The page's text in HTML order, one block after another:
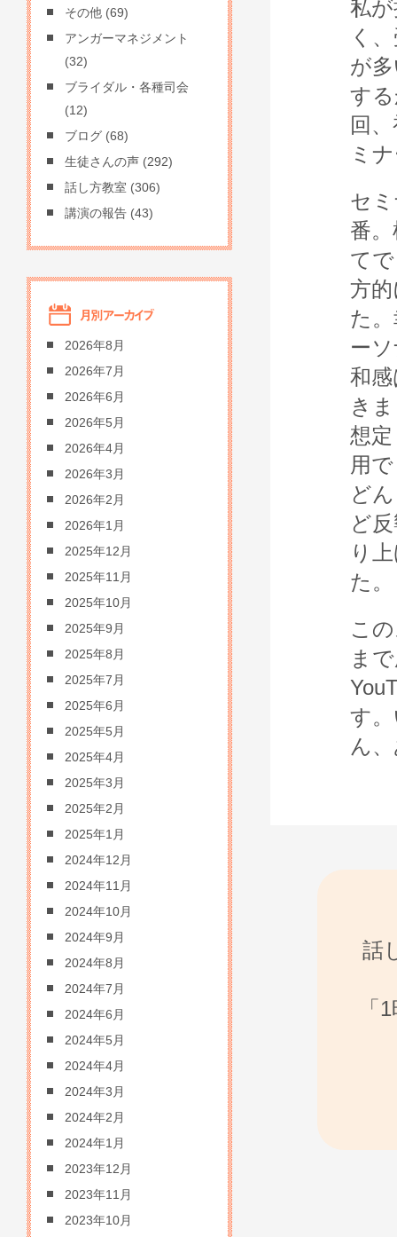
私
く
が
す
回
ミ
セ
番
て
方
た
ー
和
き
想
用
ど
ど
り
た。
こ
ま
す
ん
話
「
その他 (69)
アンガーマネジメント
(32)
ブライダル・各種司会
(12)
ブログ (68)
生徒さんの声 (292)
話し方教室 (306)
講演の報告 (43)
2026年8月
2026年7月
2026年6月
2026年5月
2026年4月
2026年3月
2026年2月
2026年1月
2025年12月
2025年11月
2025年10月
2025年9月
2025年8月
2025年7月
2025年6月
2025年5月
2025年4月
2025年3月
2025年2月
2025年1月
2024年12月
2024年11月
2024年10月
2024年9月
2024年8月
2024年7月
2024年6月
2024年5月
2024年4月
2024年3月
2024年2月
2024年1月
2023年12月
2023年11月
2023年10月